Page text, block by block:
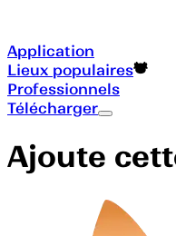
Application
Lieux populaires
Professionnels
Télécharger
Ajoute